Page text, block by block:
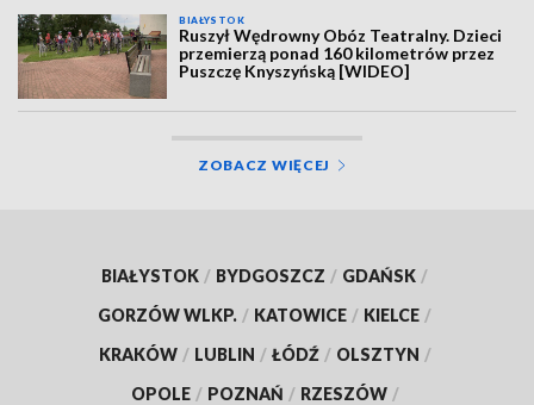
BIAŁYSTOK
Ruszył Wędrowny Obóz Teatralny. Dzieci
przemierzą ponad 160 kilometrów przez
Puszczę Knyszyńską [WIDEO]
ZOBACZ WIĘCEJ
BIAŁYSTOK / BYDGOSZCZ / GDAŃSK /
GORZÓW WLKP. / KATOWICE / KIELCE /
KRAKÓW / LUBLIN / ŁÓDŹ / OLSZTYN /
OPOLE / POZNAŃ / RZESZÓW /